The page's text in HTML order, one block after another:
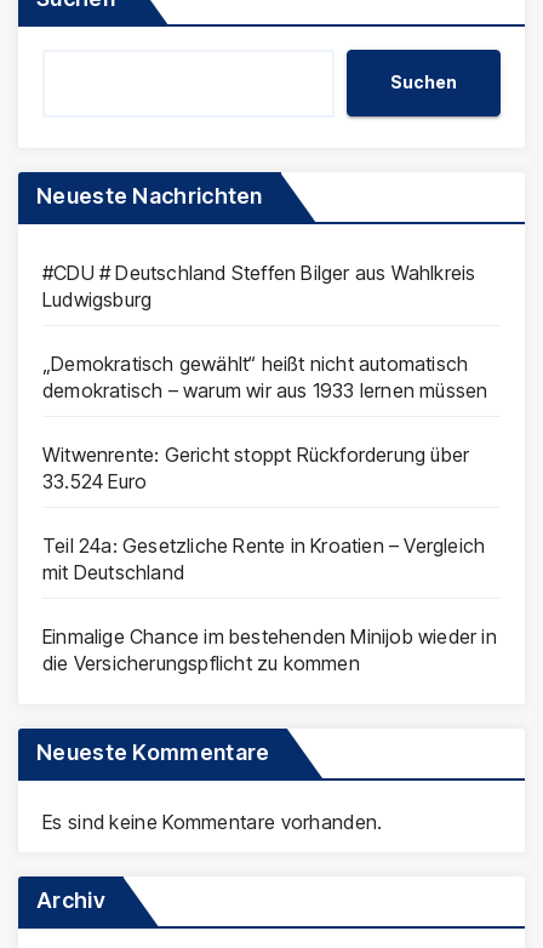
Suchen
Neueste Nachrichten
#CDU # Deutschland Steffen Bilger aus Wahlkreis
Ludwigsburg
„Demokratisch gewählt“ heißt nicht automatisch
demokratisch – warum wir aus 1933 lernen müssen
Witwenrente: Gericht stoppt Rückforderung über
33.524 Euro
Teil 24a: Gesetzliche Rente in Kroatien – Vergleich
mit Deutschland
Einmalige Chance im bestehenden Minijob wieder in
die Versicherungspflicht zu kommen
Neueste Kommentare
Es sind keine Kommentare vorhanden.
Archiv